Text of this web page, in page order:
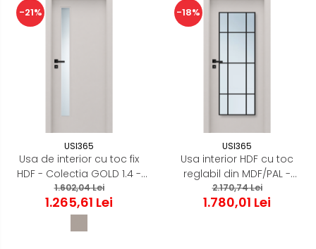
-21%
USI365
Usa de interior cu toc fix
HDF - Colectia GOLD 1.4 -
Culoare Casmir Mat
1.602,04 Lei
1.265,61 Lei
-18%
USI365
Usa interior HDF cu toc
reglabil din MDF/PAL -
Colectia STENOIR Casmir 7.1
2.170,74 Lei
1.780,01 Lei